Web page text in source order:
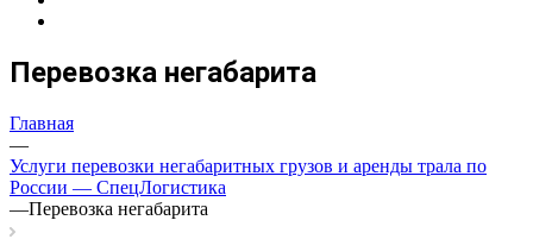
Перевозка негабарита
Главная
—
Услуги перевозки негабаритных грузов и аренды трала по
России — СпецЛогистика
—Перевозка негабарита